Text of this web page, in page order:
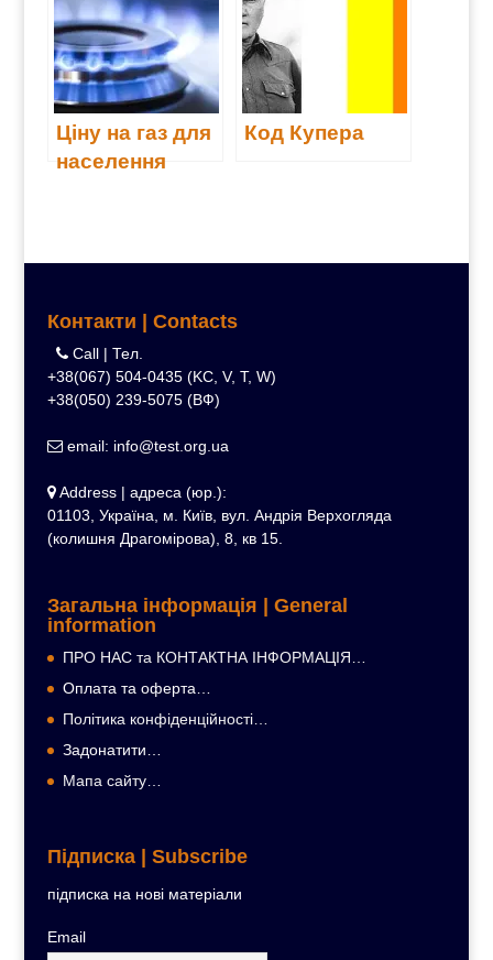
товарів
Ціну на газ для
населення
Код Купера
Контакти | Contacts
Call | Тел.
+38(067) 504-0435 (KC, V, T, W)
+38(050) 239-5075 (ВФ)
email: info@test.org.ua
Address | адреса (юр.):
01103, Україна, м. Київ, вул. Андрія Верхогляда
(колишня Драгомірова), 8, кв 15.
Загальна інформація | General
information
ПРО НАС та КОНТАКТНА ІНФОРМАЦІЯ…
Оплата та оферта…
Політика конфіденційності…
Задонатити…
Мапа сайту…
Підписка | Subscribe
підписка на нові матеріали
Email